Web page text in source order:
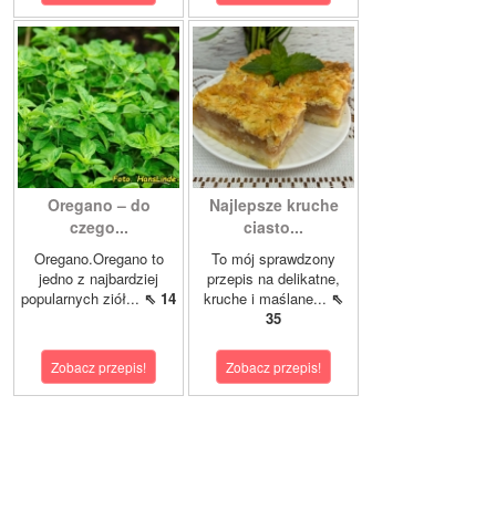
Oregano – do
czego...
Oregano.Oregano to
jedno z najbardziej
popularnych ziół... ⇖ 14
Zobacz przepis!
Najlepsze kruche
ciasto...
To mój sprawdzony
przepis na delikatne,
kruche i maślane... ⇖
35
Zobacz przepis!